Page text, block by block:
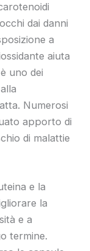
dai danni
a
aiuta
uno dei
Numerosi
apporto di
di malattie
e la
la
e a
termine.